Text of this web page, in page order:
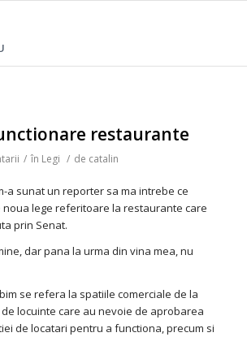
restaurante
/ în Legi / de catalin
a sunat un reporter sa ma intrebe ce
lege referitoare la restaurante care
prin Senat.
dar pana la urma din vina mea, nu
se refera la spatiile comerciale de la
locuinte care au nevoie de aprobarea
de locatari pentru a functiona, precum si